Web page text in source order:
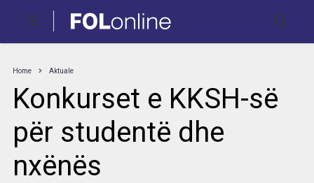
Home Aktuale
Konkurset e KKSH-së
për studentë dhe
nxënës